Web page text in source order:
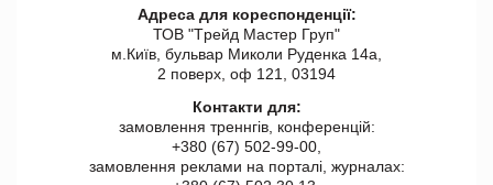
Адреса для кореспонденції:
ТОВ "Tрейд Мастер Груп"
м.Київ, бульвар Миколи Руденка 14а,
2 поверх, оф 121, 03194
Контакти для:
замовлення треннгів, конференцій:
+380 (67) 502-99-00,
замовлення реклами на порталі, журналах: